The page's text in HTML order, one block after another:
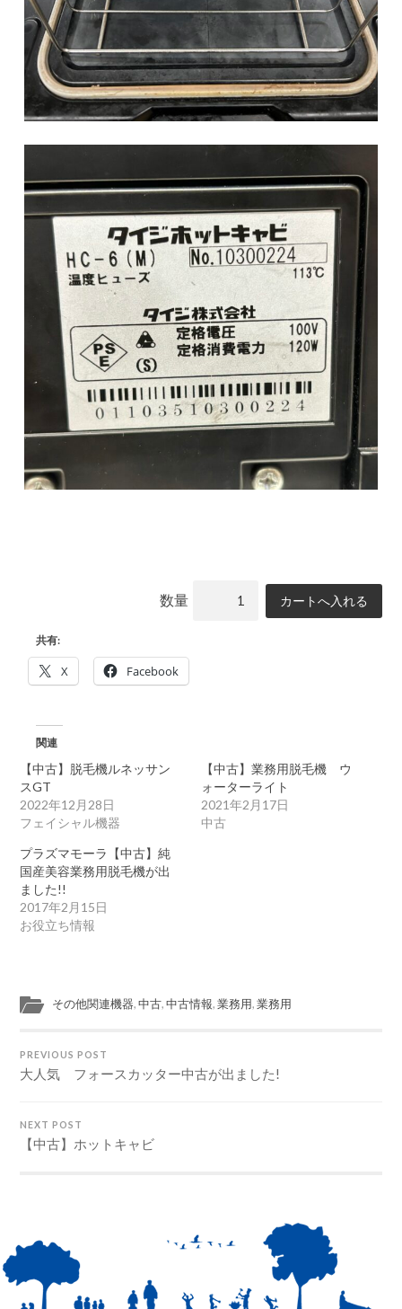
数量
共有:
X Facebook
関連
【中古】脱毛機ルネッサン
スGT
2022年12月28日
フェイシャル機器
【中古】業務用脱毛機 ウ
ォーターライト
2021年2月17日
中古
プラズマモーラ【中古】純
国産美容業務用脱毛機が出
ました!!
2017年2月15日
お役立ち情報
その他関連機器,中古,中古情報,業務用,業務用
PREVIOUS POST
大人気 フォースカッター中古が出ました!
NEXT POST
【中古】ホットキャビ